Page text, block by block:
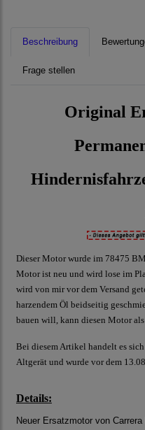
Beschreibung
Frage stellen
Original
Dieser Motor wurde im 78475
Motor ist neu und wird lose im
wird von mir vor dem Versand
harzendem Öl beidseitig
bauen will, kann diesen Motor
Bei diesem Artikel handelt es
Altgerät und wurde vor dem
Details:
Neuer Ersatzmotor von